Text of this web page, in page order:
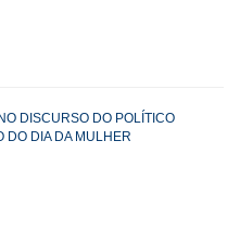
DISCURSO DO POLÍTICO
DO DIA DA MULHER